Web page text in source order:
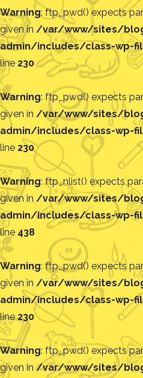
Warning: ftp_pwd() expects
given in /var/www/sites/
admin/includes/class-wp-
line 230
Warning: ftp_pwd() expects
given in /var/www/sites/
admin/includes/class-wp-
line 230
Warning: ftp_nlist() expects
given in /var/www/sites/
admin/includes/class-wp-
line 438
Warning: ftp_pwd() expects
given in /var/www/sites/
admin/includes/class-wp-
line230
Warning: ftp_pwd() expects
given in /var/www/sites/